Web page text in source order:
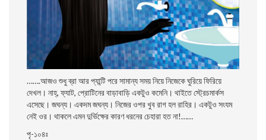
…….আজও শুধু ব্রা আর প্যান্টি পরে সামান্য সময় নিয়ে নিজেকে ঘুরিয়ে ফিরিয়ে
দেখল। নাহ্, ফ্যাট, প্রােটিনের বাড়াবাড়ি একটুও কমেনি। থাইতে স্ট্রেচমার্কস
এসেছে। জঘন্য। একদম জঘন্য। নিজের ওপর খুব রাগ হল রাহির। একটুও সংযম
নেই ওর। থাকলে এমন দুর্ভিক্ষের কারণ ধরনের চেহারা হত না!……
পৃ-১০৪ঃ